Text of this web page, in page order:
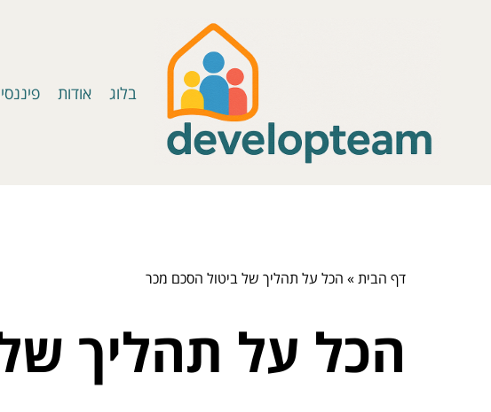
בלוג אודות
דף הבית» הכל על תהליך של ביטול הסכם מכר
הכל על תהליך